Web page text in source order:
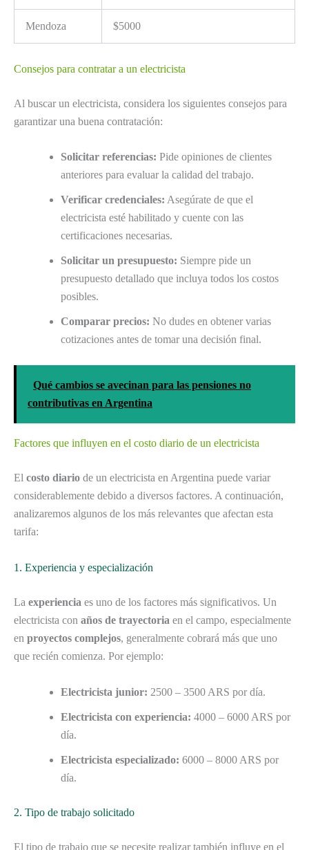
Mendoza $5000
Consejos para contratar a un electricista
Al buscar un electricista, considera los siguientes consejos para
garantizar una buena contratación:
Solicitar referencias: Pide opiniones de clientes
anteriores para evaluar la calidad del trabajo.
Verificar credenciales: Asegúrate de que el
electricista esté habilitado y cuente con las
certificaciones necesarias.
Solicitar un presupuesto: Siempre pide un
presupuesto detallado que incluya todos los costos
posibles.
Comparar precios: No dudes en obtener varias
cotizaciones antes de tomar una decisión final.
Qué cambios se avecinan para las pensiones no
contributivas en Argentina
Factores que influyen en el costo diario de un electricista
El costo diario de un electricista en Argentina puede variar
considerablemente debido a diversos factores. A continuación,
analizaremos algunos de los más relevantes que afectan esta
tarifa:
1. Experiencia y especialización
La experiencia es uno de los factores más significativos. Un
electricista con años de trayectoria en el campo, especialmente
en proyectos complejos, generalmente cobrará más que uno
que recién comienza. Por ejemplo:
Electricista junior: 2500 – 3500 ARS por día.
Electricista con experiencia: 4000 – 6000 ARS por
día.
Electricista especializado: 6000 – 8000 ARS por
día.
2. Tipo de trabajo solicitado
El tipo de trabajo que se necesite realizar también influye en el